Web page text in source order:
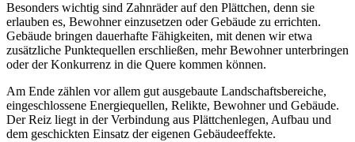
Besonders wichtig sind Zahnräder auf den Plättchen, denn sie
erlauben es, Bewohner einzusetzen oder Gebäude zu errichten.
Gebäude bringen dauerhafte Fähigkeiten, mit denen wir etwa
zusätzliche Punktequellen erschließen, mehr Bewohner unterbringen
oder der Konkurrenz in die Quere kommen können.
Am Ende zählen vor allem gut ausgebaute Landschaftsbereiche,
eingeschlossene Energiequellen, Relikte, Bewohner und Gebäude.
Der Reiz liegt in der Verbindung aus Plättchenlegen, Aufbau und
dem geschickten Einsatz der eigenen Gebäudeeffekte.